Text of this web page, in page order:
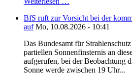
BfS ruft zur Vorsicht bei der
auf Mo, 10.08.2026 - 10:41
Das Bundesamt für
partiellen Sonnenfinsternis an
aufgerufen, bei der Beobachtung
Sonne werde zwischen 19 Uhr...